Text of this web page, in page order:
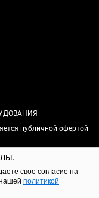
свое согласие на
политикой
публичной офертой